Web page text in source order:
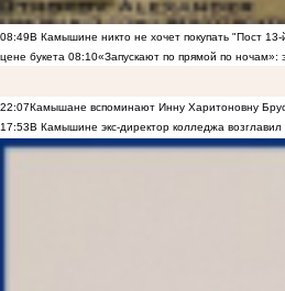
08:49В Камышине никто не хочет покупать "Пост
цене букета 08:10«Запускают по прямой по ночам»:
22:07Камышане вспоминают Инну Харитоновну
17:53В Камышине экс-директор колледжа возглавил